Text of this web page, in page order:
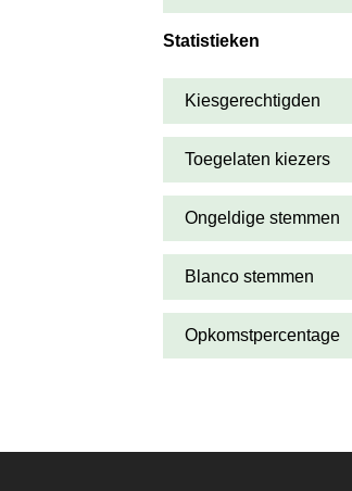
Statistieken
Kiesgerechtigden
Toegelaten kiezers
Ongeldige stemmen
Blanco stemmen
Opkomstpercentage